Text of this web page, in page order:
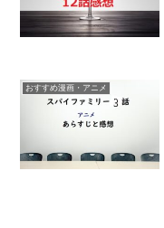
おすすめ漫画・アニメ